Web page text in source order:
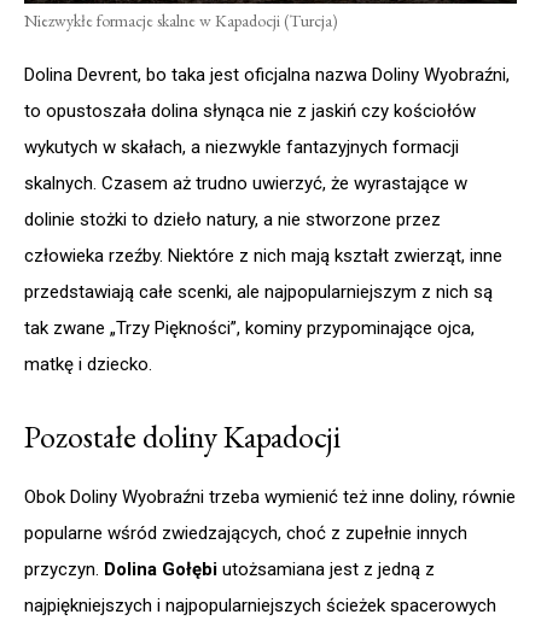
Niezwykłe formacje skalne w Kapadocji (Turcja)
Dolina Devrent, bo taka jest oficjalna nazwa Doliny Wyobraźni,
to opustoszała dolina słynąca nie z jaskiń czy kościołów
wykutych w skałach, a niezwykle fantazyjnych formacji
skalnych. Czasem aż trudno uwierzyć, że wyrastające w
dolinie stożki to dzieło natury, a nie stworzone przez
człowieka rzeźby. Niektóre z nich mają kształt zwierząt, inne
przedstawiają całe scenki, ale najpopularniejszym z nich są
tak zwane „Trzy Piękności”, kominy przypominające ojca,
matkę i dziecko.
Pozostałe doliny Kapadocji
Obok Doliny Wyobraźni trzeba wymienić też inne doliny, równie
popularne wśród zwiedzających, choć z zupełnie innych
przyczyn. Dolina Gołębi utożsamiana jest z jedną z
najpiękniejszych i najpopularniejszych ścieżek spacerowych